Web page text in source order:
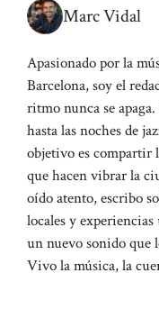
Marc Vidal
Apasionado por la
Barcelona, soy el
ritmo nunca se
hasta las noches de
objetivo es compartir
que hacen vibrar la
oído atento, escribo
locales y
un nuevo sonido que
Vivo la música, la